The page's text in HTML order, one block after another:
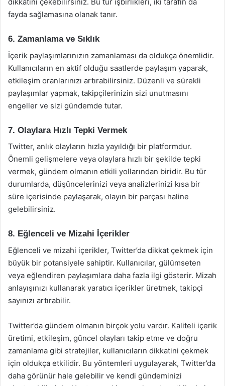
fayda sağlamasına olanak tanır.
6. Zamanlama ve Sıklık
İçerik paylaşımlarınızın zamanlaması da oldukça önemlidir.
Kullanıcıların en aktif olduğu saatlerde paylaşım yaparak,
etkileşim oranlarınızı artırabilirsiniz. Düzenli ve sürekli
paylaşımlar yapmak, takipçilerinizin sizi unutmasını
engeller ve sizi gündemde tutar.
7. Olaylara Hızlı Tepki Vermek
Twitter, anlık olayların hızla yayıldığı bir platformdur.
Önemli gelişmelere veya olaylara hızlı bir şekilde tepki
vermek, gündem olmanın etkili yollarından biridir. Bu tür
durumlarda, düşüncelerinizi veya analizlerinizi kısa bir
süre içerisinde paylaşarak, olayın bir parçası haline
gelebilirsiniz.
8. Eğlenceli ve Mizahi İçerikler
Eğlenceli ve mizahi içerikler, Twitter’da dikkat çekmek için
büyük bir potansiyele sahiptir. Kullanıcılar, gülümseten
veya eğlendiren paylaşımlara daha fazla ilgi gösterir. Mizah
anlayışınızı kullanarak yaratıcı içerikler üretmek, takipçi
sayınızı artırabilir.
Twitter’da gündem olmanın birçok yolu vardır. Kaliteli içerik
üretimi, etkileşim, güncel olayları takip etme ve doğru
zamanlama gibi stratejiler, kullanıcıların dikkatini çekmek
için oldukça etkilidir. Bu yöntemleri uygulayarak, Twitter’da
daha görünür hale gelebilir ve kendi gündeminizi